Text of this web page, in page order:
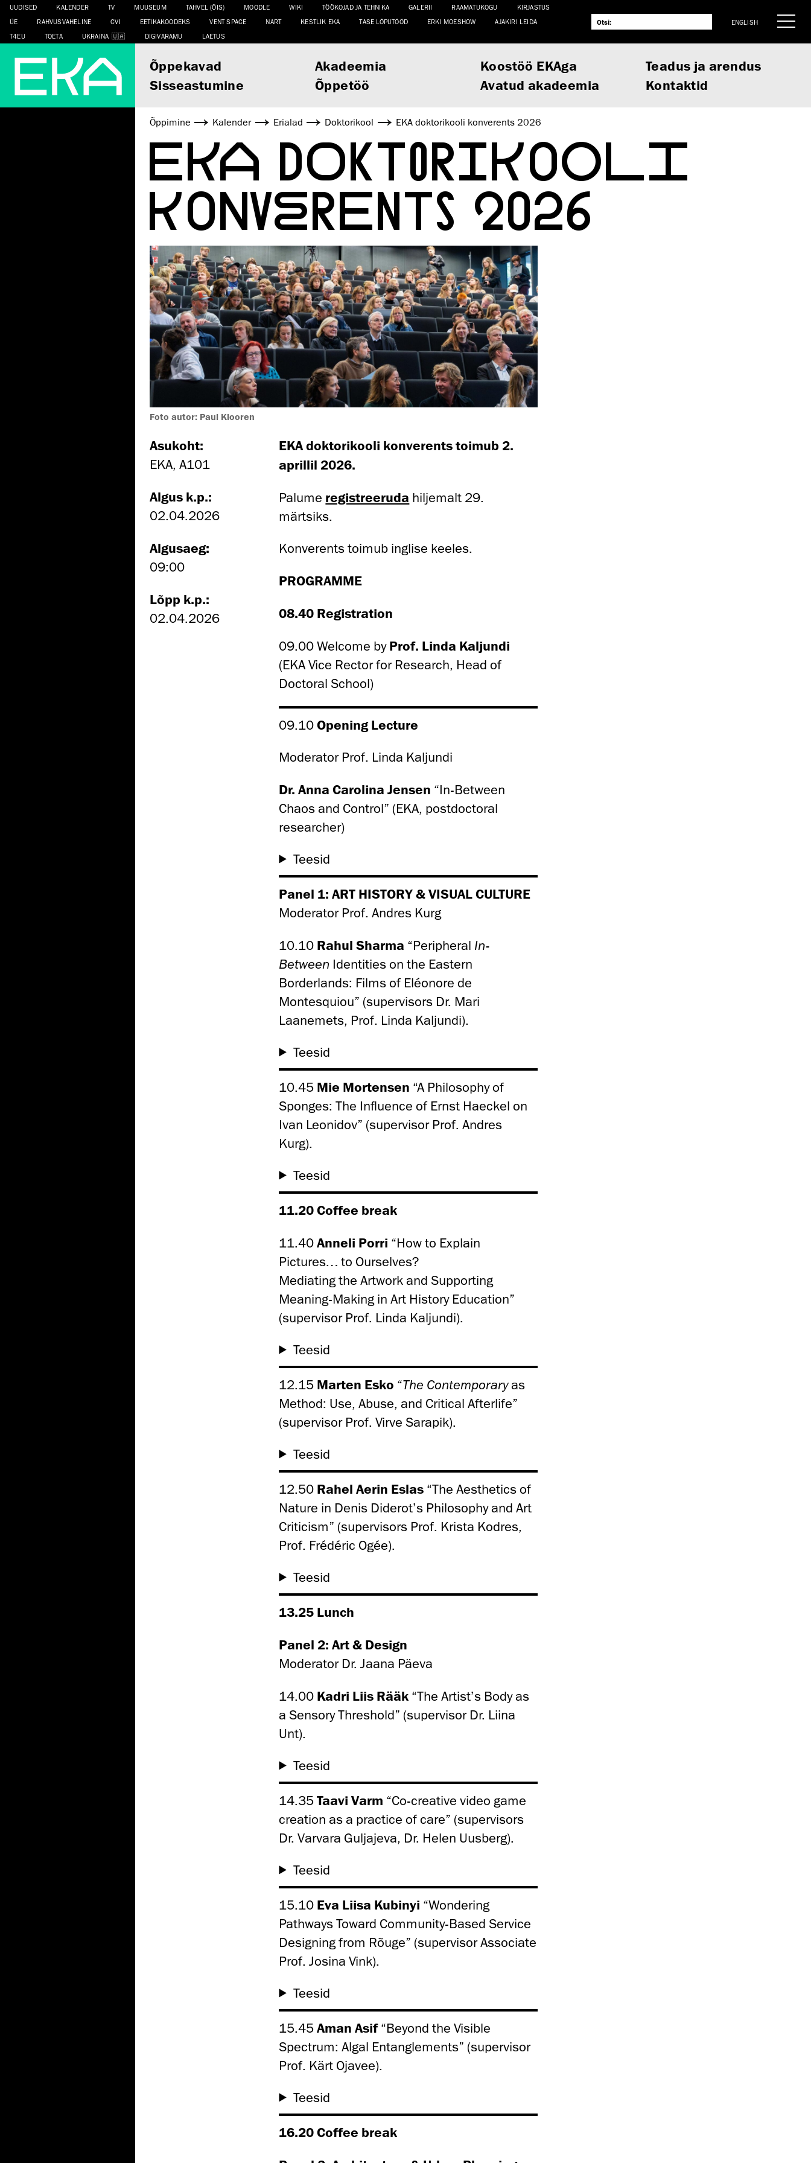
UUDISED KALENDER TV MUUSEUM TAHVEL (ÕIS) MOODLE WIKI TÖÖKOJAD JA TEHNIKA GALERII RAAMATUKOGU
KIRJASTUS
ÜE
RAHVUSVAHELINE CVI EETIKAKOODEKS VENT SPACE NART KESTLIK EKA TASE LÕPUTÖÖD ERKI MOESHOW
AJAKIRI LEIDA
T4EU
TOETA UKRAINA DIGIVARAMU LAETUS
ENGLISH
Õppekavad Akadeemia Koostöö EKAga
Teadus ja arendus
Sisseastumine
Õppetöö Avatud akadeemia Kontaktid
Õppimine Kalender Erialad Doktorikool EKA doktorikooli konverents 2026
EKA DOKTORIKOOLI
KONVERENTS 2026
Foto autor: Paul Klooren
Asukoht:
EKA, A101
Algus k.p.:
02.04.2026
Algusaeg:
09:00
Lõpp k.p.:
02.04.2026
EKA doktorikooli konverents toimub 2.
aprillil 2026.
Palume registreeruda hiljemalt 29.
märtsiks.
Konverents toimub inglise keeles.
PROGRAMME
08.40 Registration
09.00 Welcome by Prof. Linda Kaljundi
(EKA Vice Rector for Research, Head of
Doctoral School)
09.10Opening Lecture
Moderator Prof. Linda Kaljundi
Dr. Anna Carolina Jensen “In-Between
Chaos and Control” (EKA, postdoctoral
researcher)
Teesid
Panel 1: ART HISTORY & VISUAL CULTURE
Moderator Prof. Andres Kurg
10.10 Rahul Sharma “Peripheral In-
Between Identities on the Eastern
Borderlands: Films of Eléonore de
Montesquiou” (supervisors Dr. Mari
Laanemets, Prof. Linda Kaljundi).
Teesid
10.45 Mie Mortensen “A Philosophy of
Sponges: The Influence of Ernst Haeckel on
Ivan Leonidov” (supervisor Prof. Andres
Kurg).
Teesid
11.20 Coffee break
11.40Anneli Porri “How to Explain
Pictures… to Ourselves?
Mediating the Artwork and Supporting
Meaning-Making in Art History Education”
(supervisor Prof. Linda Kaljundi).
Teesid
12.15 Marten Esko “The Contemporaryas
Method: Use, Abuse, and Critical Afterlife”
(supervisor Prof. Virve Sarapik).
Teesid
12.50 Rahel Aerin Eslas “The Aesthetics of
Nature in Denis Diderot’s Philosophy and Art
Criticism” (supervisors Prof. Krista Kodres,
Prof. Frédéric Ogée).
Teesid
13.25 Lunch
Panel 2: Art & Design
Moderator Dr. Jaana Päeva
14.00 Kadri Liis Rääk “The Artist’s Body as
a Sensory Threshold” (supervisor Dr. Liina
Unt).
Teesid
14.35Taavi Varm “Co-creative video game
creation as a practice of care” (supervisors
Dr. Varvara Guljajeva, Dr. Helen Uusberg).
Teesid
15.10 Eva Liisa Kubinyi “Wondering
Pathways Toward Community-Based Service
Designing from Rõuge” (supervisor Associate
Prof. Josina Vink).
Teesid
15.45Aman Asif“Beyond the Visible
Spectrum: Algal Entanglements” (supervisor
Prof. Kärt Ojavee).
Teesid
16.20 Coffee break